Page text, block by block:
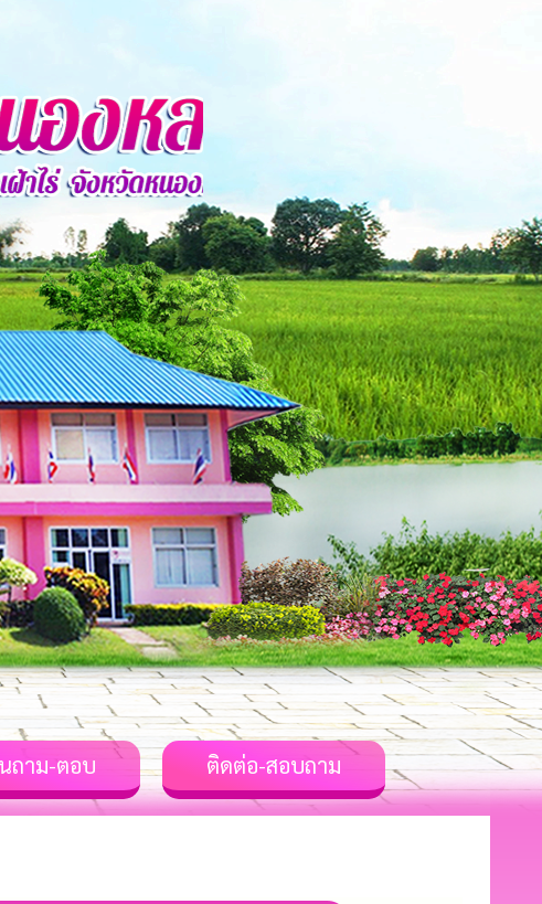
ถาม-ตอบ ติดต่อ-สอบถาม